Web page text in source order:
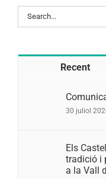
Search
for:
Recent
30 juliol
Els
tradició i
a la Vall